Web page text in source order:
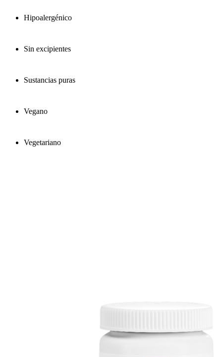
Hipoalergénico
Sin excipientes
Sustancias puras
Vegano
Vegetariano